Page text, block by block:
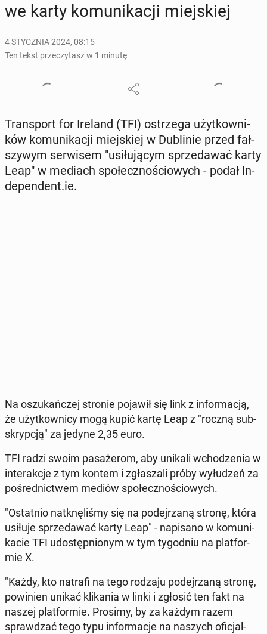
we karty ko­mu­ni­ka­cji miej­skiej
4 STYCZNIA 2024, 08:15
Ten tekst przeczytasz w 1 minutę
Trans­port for Ireland (TFI) ostrze­ga użyt­kow­ni­
ków ko­mu­ni­ka­cji miej­skiej w Du­bli­nie przed fał­
szy­wym ser­wi­sem "usi­łu­ją­cym sprze­da­wać karty
Leap" w mediach spo­łecz­no­ścio­wych - podał In­
de­pen­dent.ie.
Na oszu­kań­czej stronie pojawił się link z in­for­ma­cją,
że użyt­kow­ni­cy mogą kupić kartę Leap z "roczną sub­
skryp­cją" za jedyne 2,35 euro.
TFI radzi swoim pa­sa­że­rom, aby unikali wcho­dze­nia w
in­te­rak­cje z tym kontem i zgła­sza­li próby wy­łu­dzeń za
po­śred­nic­twem mediów spo­łecz­no­ścio­wych.
"Ostat­nio na­tknę­li­śmy się na po­dej­rza­ną stronę, która
usiłuje sprze­da­wać karty Leap" - na­pi­sa­no w ko­mu­ni­
ka­cie TFI udo­stęp­nio­nym w tym ty­go­dniu na plat­for­
mie X.
"Każdy, kto natrafi na tego rodzaju po­dej­rza­ną stronę,
po­wi­nien unikać kli­ka­nia w linki i zgłosić ten fakt na
naszej plat­for­mie. Prosimy, by za każdym razem
spraw­dzać tego typu in­for­ma­cje na naszych ofi­cjal­